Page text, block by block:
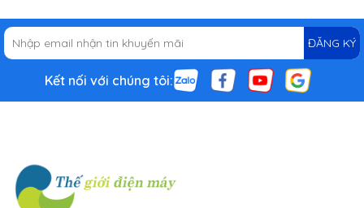
ĐĂNG KÝ
Kết nối với chúng tôi: